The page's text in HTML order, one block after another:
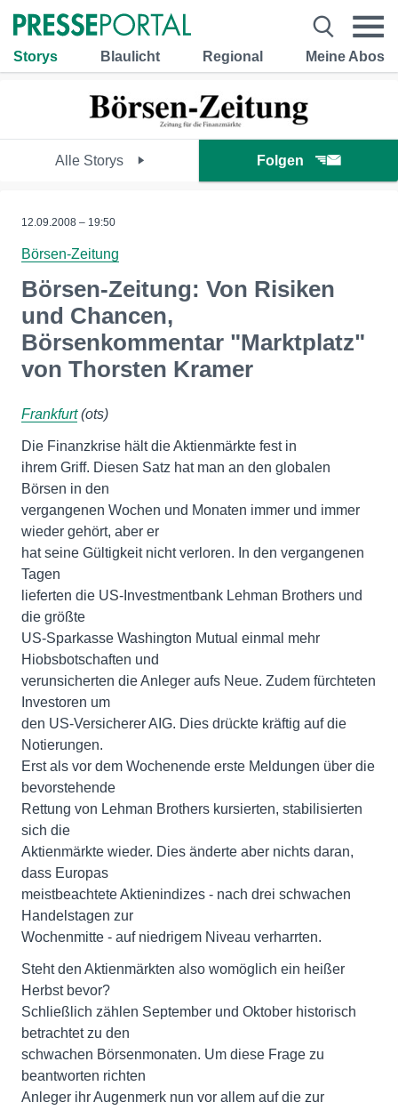
Storys Blaulicht Regional Meine Abos
Alle Storys Folgen
12.09.2008 – 19:50
Börsen-Zeitung
Börsen-Zeitung: Von Risiken
und Chancen,
Börsenkommentar "Marktplatz"
von Thorsten Kramer
Frankfurt(ots)
Die Finanzkrise hält die Aktienmärkte fest in
ihrem Griff. Diesen Satz hat man an den globalen
Börsen in den
vergangenen Wochen und Monaten immer und immer
wieder gehört, aber er
hat seine Gültigkeit nicht verloren. In den vergangenen
Tagen
lieferten die US-Investmentbank Lehman Brothers und
die größte
US-Sparkasse Washington Mutual einmal mehr
Hiobsbotschaften und
verunsicherten die Anleger aufs Neue. Zudem fürchteten
Investoren um
den US-Versicherer AIG. Dies drückte kräftig auf die
Notierungen.
Erst als vor dem Wochenende erste Meldungen über die
bevorstehende
Rettung von Lehman Brothers kursierten, stabilisierten
sich die
Aktienmärkte wieder. Dies änderte aber nichts daran,
dass Europas
meistbeachtete Aktienindizes - nach drei schwachen
Handelstagen zur
Wochenmitte - auf niedrigem Niveau verharrten.
Steht den Aktienmärkten also womöglich ein heißer
Herbst bevor?
Schließlich zählen September und Oktober historisch
betrachtet zu den
schwachen Börsenmonaten. Um diese Frage zu
beantworten richten
Anleger ihr Augenmerk nun vor allem auf die zur